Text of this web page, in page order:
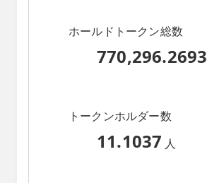
ホールドトークン総数
770,296.2693
トークンホルダー数
11.1037 人